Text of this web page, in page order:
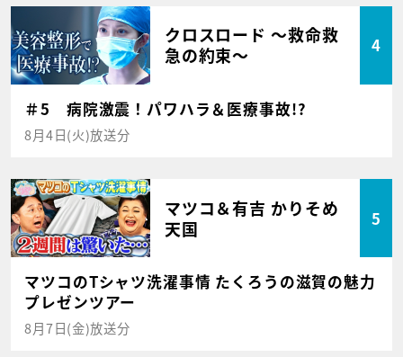
クロスロード ～救命救
急の約束～
4
＃5 病院激震！パワハラ＆医療事故!?
8月4日(火)放送分
マツコ＆有吉 かりそめ
天国
5
マツコのTシャツ洗濯事情 たくろうの滋賀の魅力
プレゼンツアー
8月7日(金)放送分